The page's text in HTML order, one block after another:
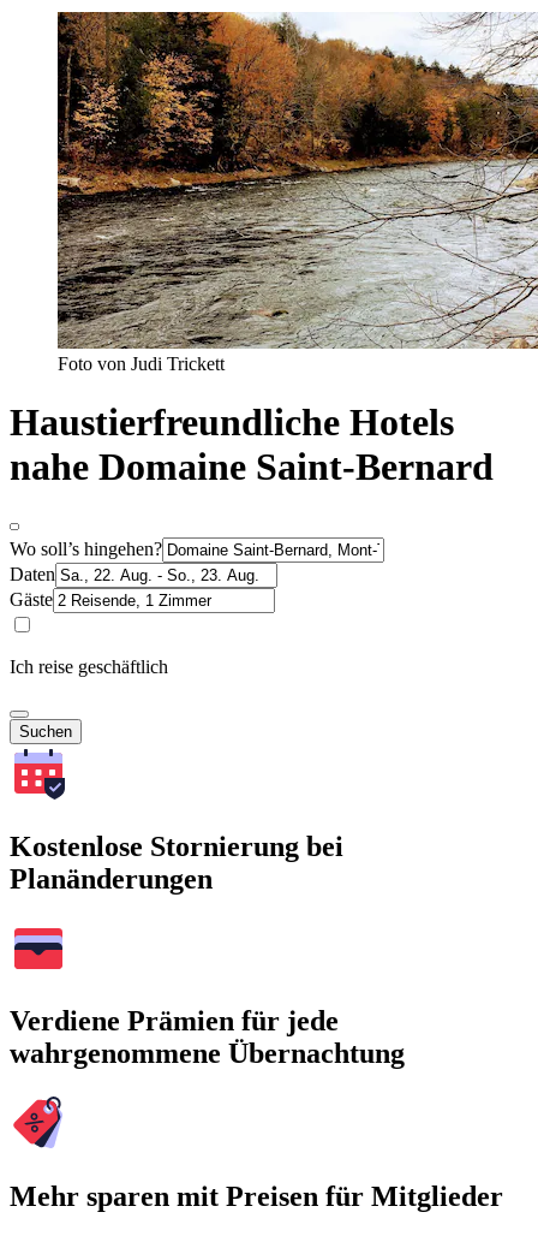
Foto von Judi Trickett
Haustierfreundliche Hotels
nahe Domaine Saint-Bernard
Wo soll’s hingehen?
Daten
Gäste
Ich reise geschäftlich
Suchen
Kostenlose Stornierung bei
Planänderungen
Verdiene Prämien für jede
wahrgenommene Übernachtung
Mehr sparen mit Preisen für Mitglieder